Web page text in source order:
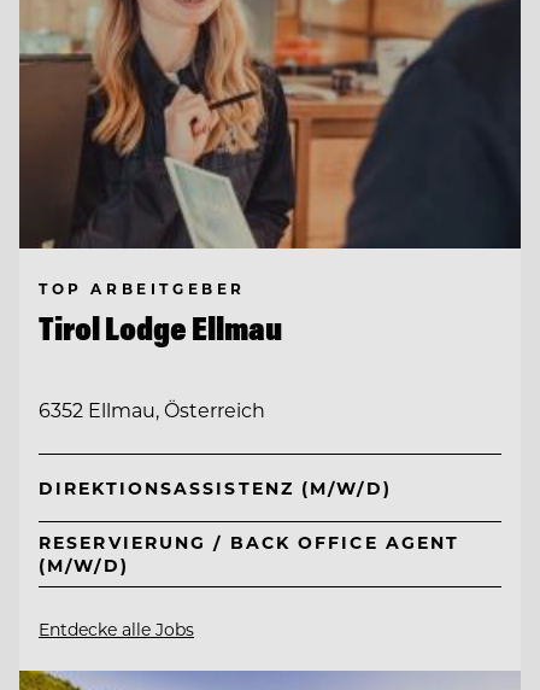
TOP ARBEITGEBER
Tirol Lodge Ellmau
6352 Ellmau, Österreich
DIREKTIONSASSISTENZ (M/W/D)
RESERVIERUNG / BACK OFFICE AGENT
(M/W/D)
Entdecke alle Jobs